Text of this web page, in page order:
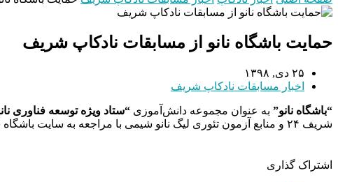
حمایت باشگاه نانو از مسابقات نادکاپ شریف
۲۵ دی, ۱۳۹۸
اخبار مسابقات نادکاپ شریف
“باشگاه نانو” به عنوان مجموعه دانش‌آموزی “ستاد ویژه توسعه فناوری
شریف ۲۴ و منابع آزمون تئوری لیگ نانو شیمی با مراجعه به سایت باشگاه نانو در دسترس می‌باشد.
اشتراک گذاری